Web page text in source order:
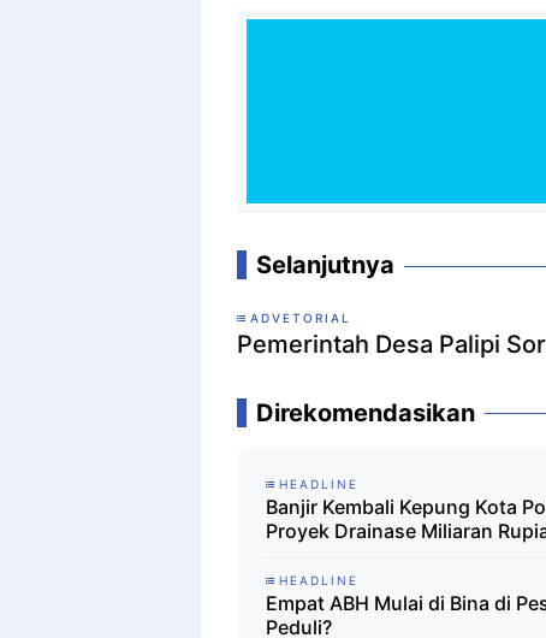
Selanjutnya
ADVETORIAL
Pemerintah Desa Palipi
Direkomendasikan
HEADLINE
Banjir Kembali Kepung Kota
Proyek Drainase Miliaran
HEADLINE
Empat ABH Mulai di Bina di
Peduli?